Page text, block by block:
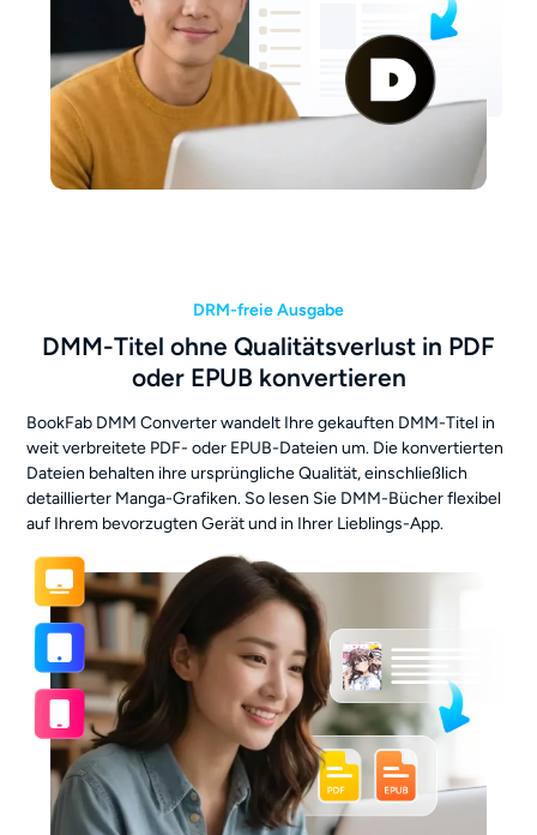
DRM-freie Ausgabe
DMM-Titel ohne Qualitätsverlust in PDF
oder EPUB konvertieren
BookFab DMM Converter wandelt Ihre gekauften DMM-Titel in
weit verbreitete PDF- oder EPUB-Dateien um. Die konvertierten
Dateien behalten ihre ursprüngliche Qualität, einschließlich
detaillierter Manga-Grafiken. So lesen Sie DMM-Bücher flexibel
auf Ihrem bevorzugten Gerät und in Ihrer Lieblings-App.